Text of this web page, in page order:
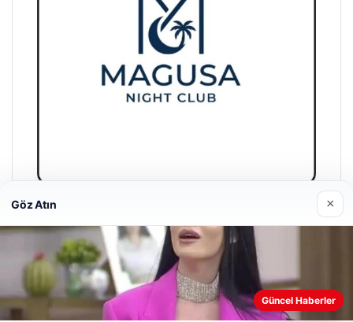
Magusa Night Club
01/05/2026
Web sitemizi nasıl kullandığınızı daha iyi anlayabilmek,
deneyiminizi kişiselleştirmek ve geliştirmek amacıyla çerezler
Göz Atın ×
Güncel Haberler